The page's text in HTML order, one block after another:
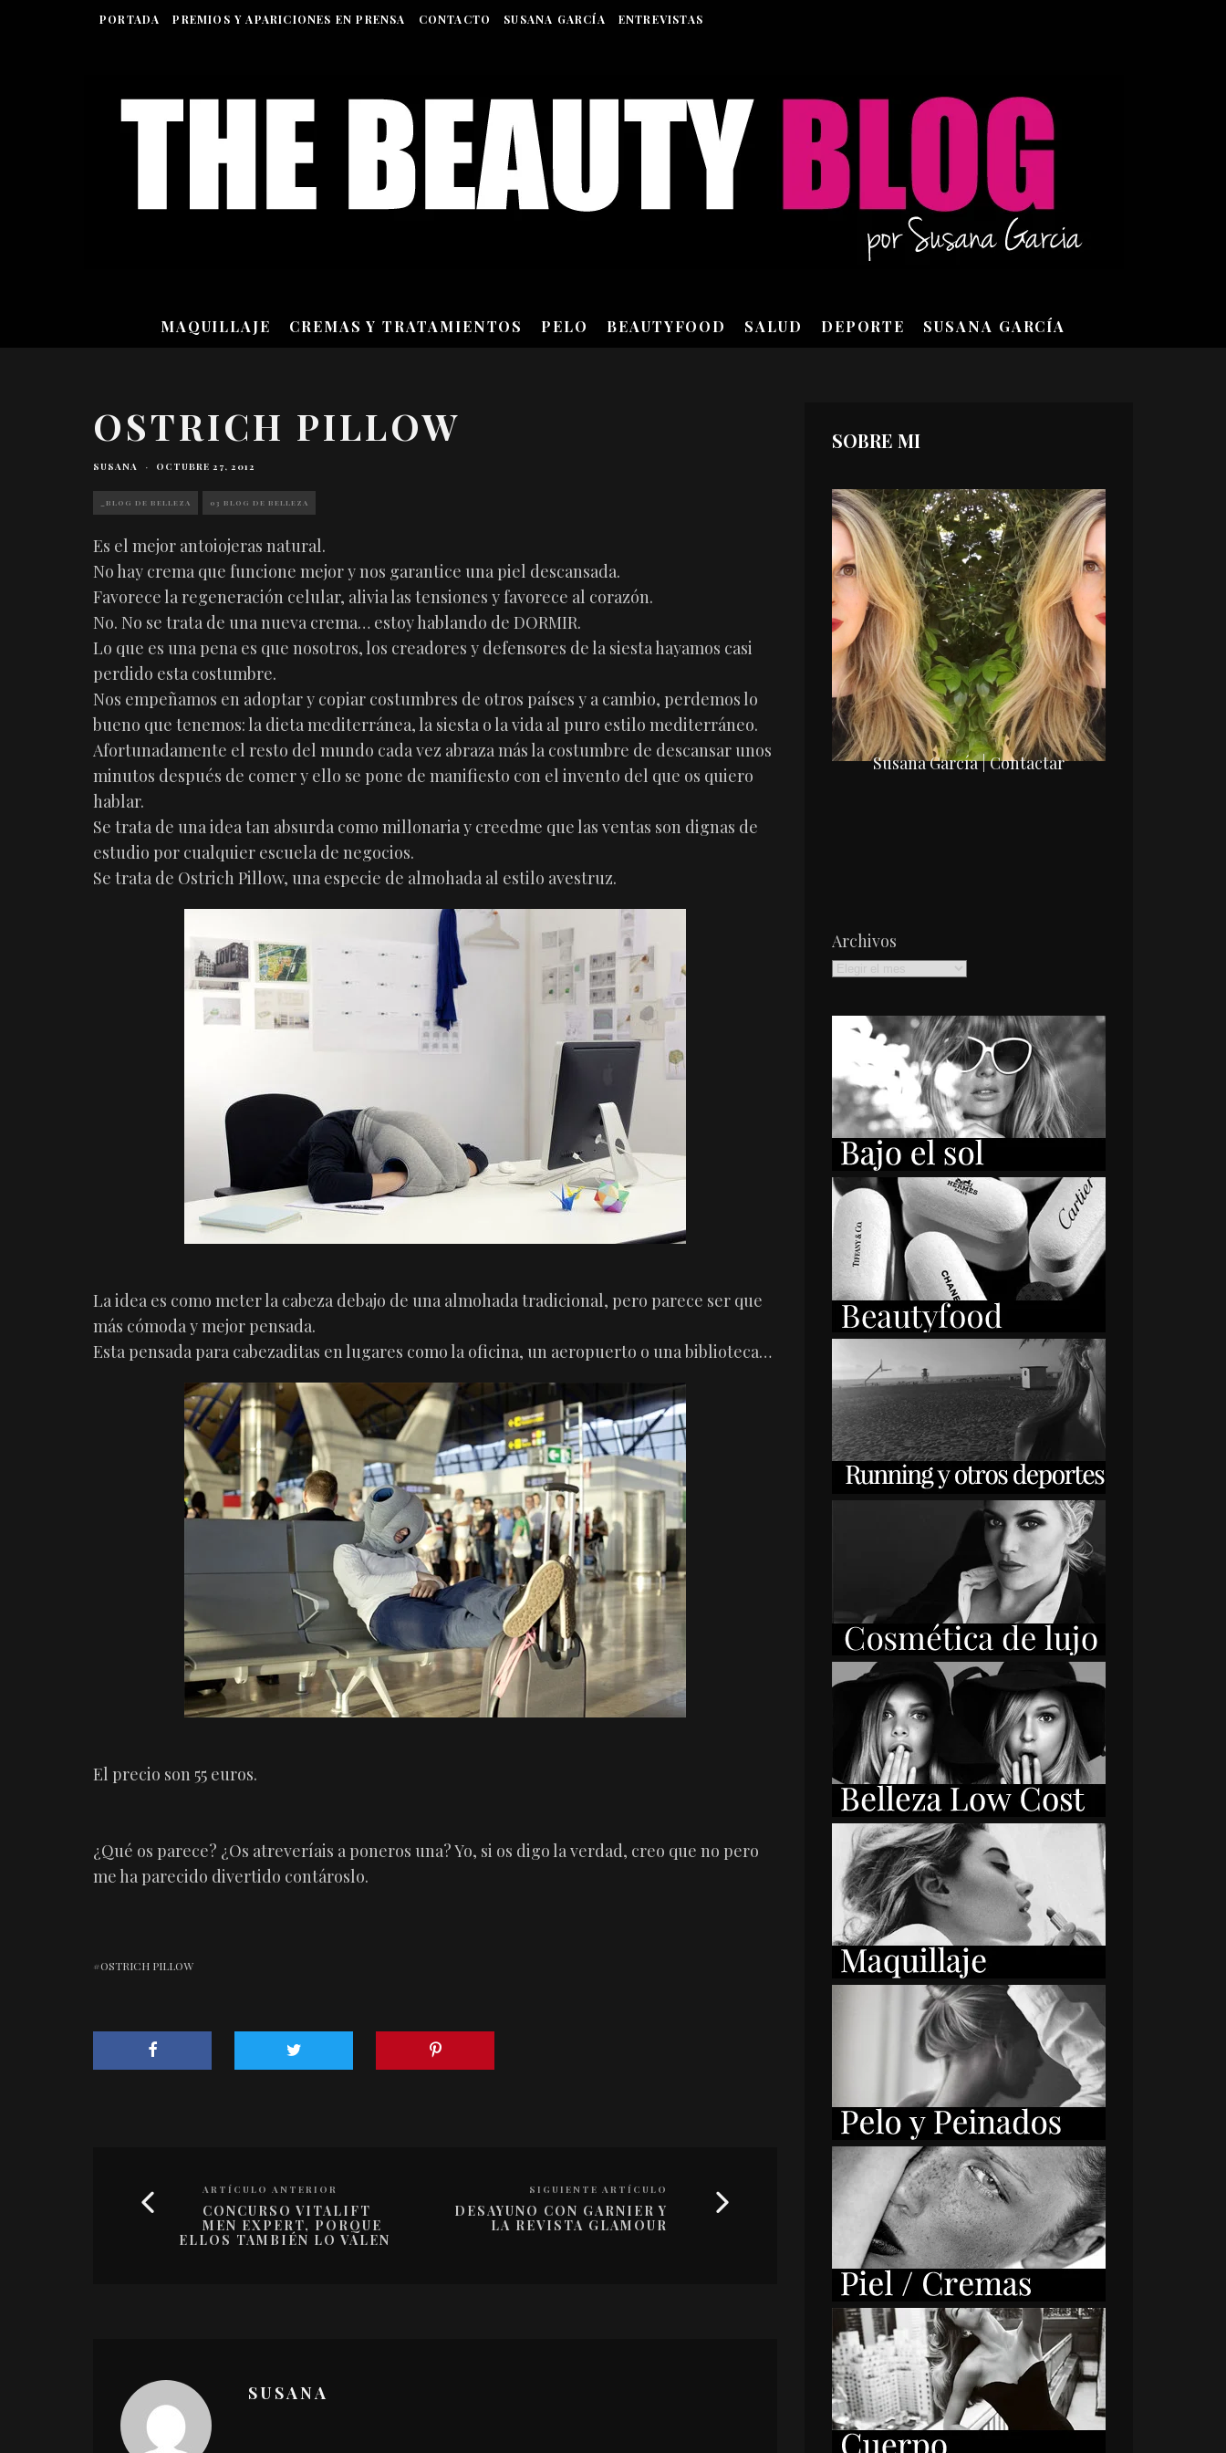
PORTADA PREMIOS Y APARICIONES EN PRENSA CONTACTO SUSANA GARCÍA ENTREVISTAS
MAQUILLAJE CREMAS Y TRATAMIENTOS PELO BEAUTYFOOD SALUD DEPORTE SUSANA GARCÍA
OSTRICH PILLOW
SUSANA · OCTUBRE 27, 2012
_BLOG DE BELLEZA 03 BLOG DE BELLEZA
Es el mejor antoiojeras natural.
No hay crema que funcione mejor y nos garantice una piel descansada.
Favorece la regeneración celular, alivia las tensiones y favorece al corazón.
No. No se trata de una nueva crema… estoy hablando de DORMIR.
Lo que es una pena es que nosotros, los creadores y defensores de la siesta hayamos casi
perdido esta costumbre.
Nos empeñamos en adoptar y copiar costumbres de otros países y a cambio, perdemos lo
bueno que tenemos: la dieta mediterránea, la siesta o la vida al puro estilo mediterráneo.
Afortunadamente el resto del mundo cada vez abraza más la costumbre de descansar unos
minutos después de comer y ello se pone de manifiesto con el invento del que os quiero
hablar.
Se trata de una idea tan absurda como millonaria y creedme que las ventas son dignas de
estudio por cualquier escuela de negocios.
Se trata de Ostrich Pillow, una especie de almohada al estilo avestruz.
La idea es como meter la cabeza debajo de una almohada tradicional, pero parece ser que
más cómoda y mejor pensada.
Esta pensada para cabezaditas en lugares como la oficina, un aeropuerto o una biblioteca…
El precio son 55 euros.
¿Qué os parece? ¿Os atreveríais a poneros una? Yo, si os digo la verdad, creo que no pero
me ha parecido divertido contároslo.
OSTRICH PILLOW
ARTÍCULO ANTERIOR
CONCURSO VITALIFT
MEN EXPERT, PORQUE
ELLOS TAMBIÉN LO VALEN
SIGUIENTE ARTÍCULO
DESAYUNO CON GARNIER Y
LA REVISTA GLAMOUR
SUSANA
SOBRE MI
Susana García | Contactar
Archivos